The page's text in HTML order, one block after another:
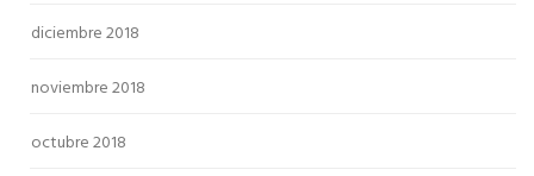
diciembre 2018
noviembre 2018
octubre 2018